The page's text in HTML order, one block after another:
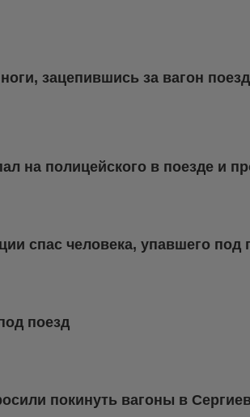
зацепившись за вагон
на полицейского в поезде и
спас человека, упавшего под
поезд
покинуть вагоны в